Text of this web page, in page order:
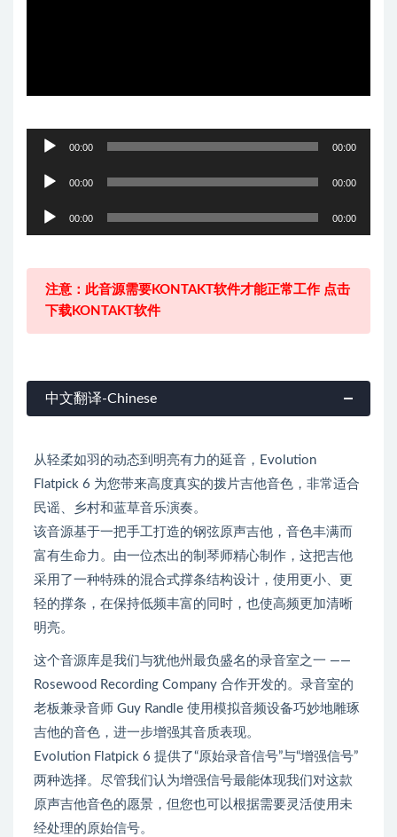
00:00 00:00
放
00:00 00:00
放
00:00 00:00
注意：此音源需要KONTAKT软件才能正常工作 点击
下载KONTAKT软件
中文翻译-Chinese
从轻柔如羽的动态到明亮有力的延音，Evolution
Flatpick 6 为您带来高度真实的拨片吉他音色，非常适合
民谣、乡村和蓝草音乐演奏。
该音源基于一把手工打造的钢弦原声吉他，音色丰满而
富有生命力。由一位杰出的制琴师精心制作，这把吉他
采用了一种特殊的混合式撑条结构设计，使用更小、更
轻的撑条，在保持低频丰富的同时，也使高频更加清晰
明亮。
这个音源库是我们与犹他州最负盛名的录音室之一 ——
Rosewood Recording Company 合作开发的。录音室的
老板兼录音师 Guy Randle 使用模拟音频设备巧妙地雕琢
吉他的音色，进一步增强其音质表现。
Evolution Flatpick 6 提供了“原始录音信号”与“增强信号”
两种选择。尽管我们认为增强信号最能体现我们对这款
原声吉他音色的愿景，但您也可以根据需要灵活使用未
经处理的原始信号。